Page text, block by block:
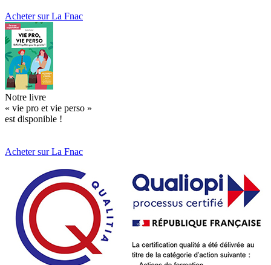
Acheter sur La Fnac
Notre livre
« vie pro et vie perso »
est disponible !
Acheter sur La Fnac